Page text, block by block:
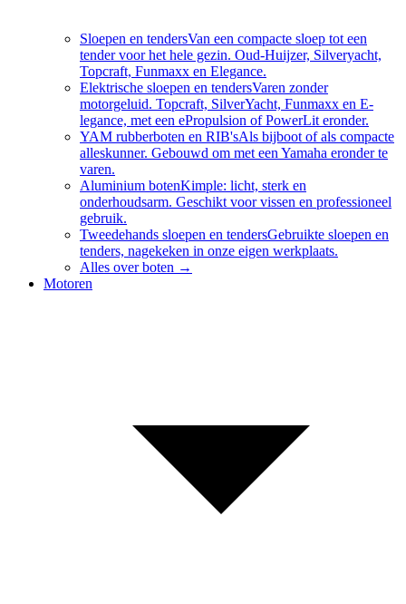
Sloepen en tendersVan een compacte sloep tot een
tender voor het hele gezin. Oud-Huijzer, Silveryacht,
Topcraft, Funmaxx en Elegance.
Elektrische sloepen en tendersVaren zonder
motorgeluid. Topcraft, SilverYacht, Funmaxx en E-
legance, met een ePropulsion of PowerLit eronder.
YAM rubberboten en RIB'sAls bijboot of als compacte
alleskunner. Gebouwd om met een Yamaha eronder te
varen.
Aluminium botenKimple: licht, sterk en
onderhoudsarm. Geschikt voor vissen en professioneel
gebruik.
Tweedehands sloepen en tendersGebruikte sloepen en
tenders, nagekeken in onze eigen werkplaats.
Alles overboten →
Motoren